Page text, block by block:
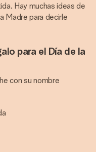
Hay muchas ideas de
Madre para decirle
para el Día de la
con su nombre